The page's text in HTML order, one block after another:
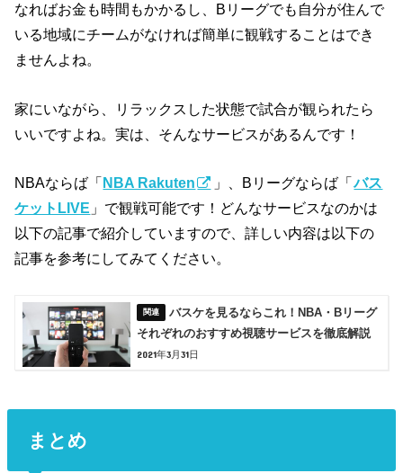
なればお金も時間もかかるし、Bリーグでも自分が住んで
いる地域にチームがなければ簡単に観戦することはでき
ませんよね。
家にいながら、リラックスした状態で試合が観られたら
いいですよね。実は、そんなサービスがあるんです！
NBAならば「NBA Rakuten 」、Bリーグならば「バス
ケットLIVE 」で観戦可能です！どんなサービスなのかは
以下の記事で紹介していますので、詳しい内容は以下の
記事を参考にしてみてください。
バスケを見るならこれ！NBA・Bリーグ
それぞれのおすすめ視聴サービスを徹底解説
2021年3月31日
まとめ